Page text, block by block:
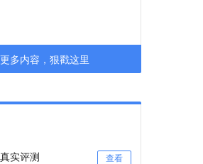
多内容，狠戳这里
实评测 查看